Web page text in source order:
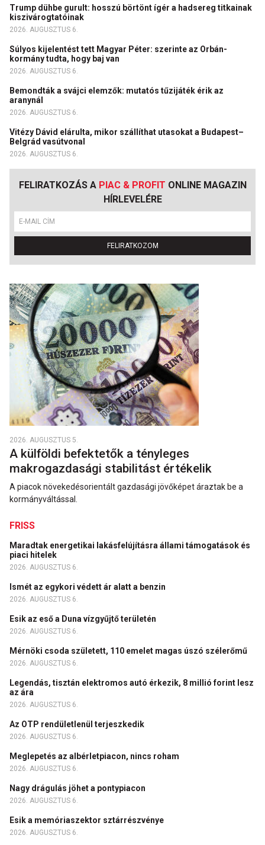
Trump dühbe gurult: hosszú börtönt ígér a hadsereg titkainak
kiszivárogtatóinak
2026. AUGUSZTUS 6.
Súlyos kijelentést tett Magyar Péter: szerinte az Orbán-
kormány tudta, hogy baj van
2026. AUGUSZTUS 6.
Bemondták a svájci elemzők: mutatós tűzijáték érik az
aranynál
2026. AUGUSZTUS 6.
Vitézy Dávid elárulta, mikor szállíthat utasokat a Budapest–
Belgrád vasútvonal
2026. AUGUSZTUS 6.
FELIRATKOZÁS A PIAC & PROFIT ONLINE MAGAZIN
HÍRLEVELÉRE
FELIRATKOZOM
2026. AUGUSZTUS 5.
A külföldi befektetők a tényleges
makrogazdasági stabilitást értékelik
A piacok növekedésorientált gazdasági jövőképet áraztak be a
kormányváltással.
FRISS
Maradtak energetikai lakásfelújításra állami támogatások és
piaci hitelek
2026. AUGUSZTUS 6.
Ismét az egykori védett ár alatt a benzin
2026. AUGUSZTUS 6.
Esik az eső a Duna vízgyűjtő területén
2026. AUGUSZTUS 6.
Mérnöki csoda született, 110 emelet magas úszó szélerőmű
2026. AUGUSZTUS 6.
Legendás, tisztán elektromos autó érkezik, 8 millió forint lesz
az ára
2026. AUGUSZTUS 6.
Az OTP rendületlenül terjeszkedik
2026. AUGUSZTUS 6.
Meglepetés az albérletpiacon, nincs roham
2026. AUGUSZTUS 6.
Nagy drágulás jöhet a pontypiacon
2026. AUGUSZTUS 6.
Esik a memóriaszektor sztárrészvénye
2026. AUGUSZTUS 6.